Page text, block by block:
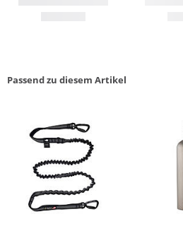
Passend zu diesem Artikel